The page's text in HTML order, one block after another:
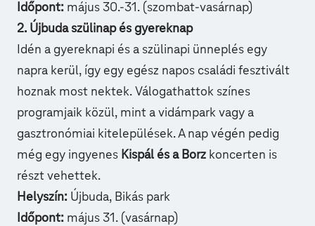
Időpont: május 30.-31. (szombat-vasárnap)
2. Újbuda szülinap és gyereknap
Idén a gyereknapi és a szülinapi ünneplés egy
napra kerül, így egy egész napos családi fesztivált
hoznak most nektek. Válogathattok színes
programjaik közül, mint a vidámpark vagy a
gasztronómiai kitelepülések. A nap végén pedig
még egy ingyenes Kispál és a Borz koncerten is
részt vehettek.
Helyszín: Újbuda, Bikás park
Időpont: május 31. (vasárnap)